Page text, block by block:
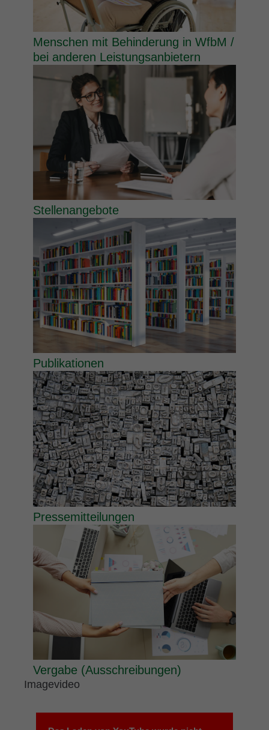
Menschen mit Behinderung in WfbM /
bei anderen Leistungsanbietern
Stellenangebote
Publikationen
Pressemitteilungen
Vergabe (Ausschreibungen)
Imagevideo